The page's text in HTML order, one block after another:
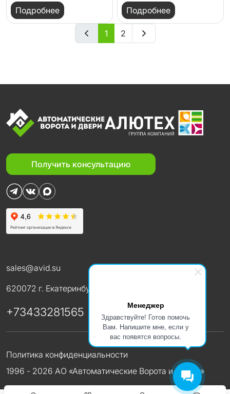
Менеджер
Здравствуйте! Готов помочь
Вам. Напишите мне, если у
вас появятся вопросы.
Подробнее Подробнее
1 2
Получить консультацию
sales@avid.su
620072 г. Екатеринбург ул. В. Высоцкого, 50
+73433281565
Политика конфиденциальности
1996 - 2026 АО «Автоматические Ворота и Двери»